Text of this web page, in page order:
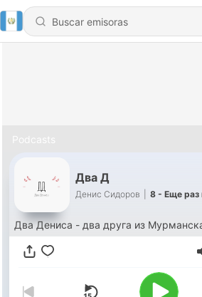
Podcasts
Два Д
Денис Сидоров 8 - Еще раз
Два Дениса - два друга из